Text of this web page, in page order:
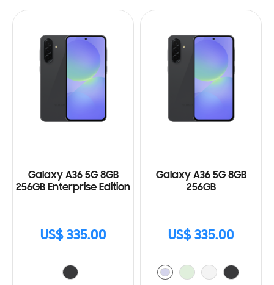
Galaxy A36 5G 8GB
256GB Enterprise Edition
US$ 335.00
Galaxy A36 5G 8GB
256GB
US$ 335.00